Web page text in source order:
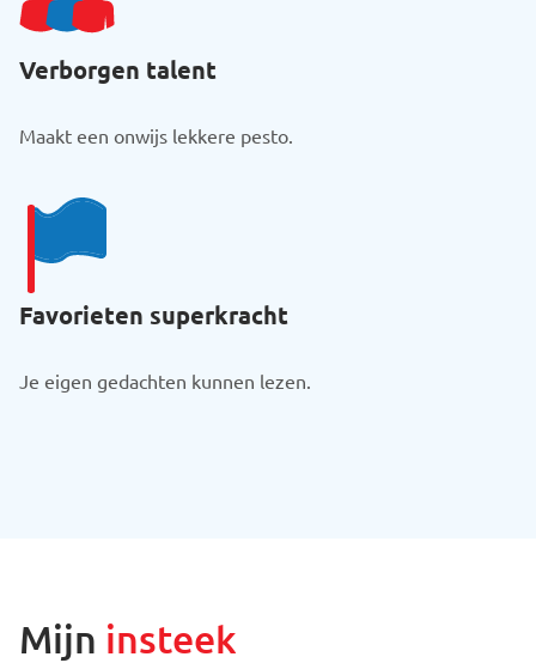
Verborgen talent
Maakt een onwijs lekkere pesto.
Favorieten superkracht
Je eigen gedachten kunnen lezen.
Mijn insteek